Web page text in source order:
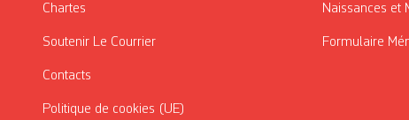
Chartes
Soutenir Le Courrier
Contacts
Politique de cookies (UE)
Naissances et
Formulaire